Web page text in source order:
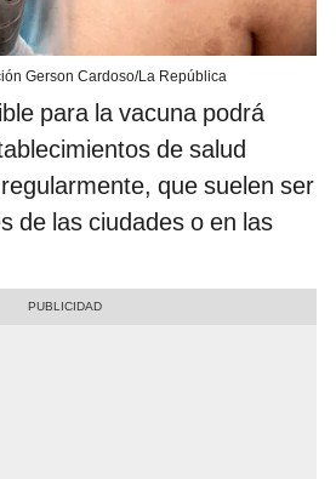
Gerson Cardoso/La República
para la vacuna podrá
de salud
que suelen ser
de las ciudades o en las